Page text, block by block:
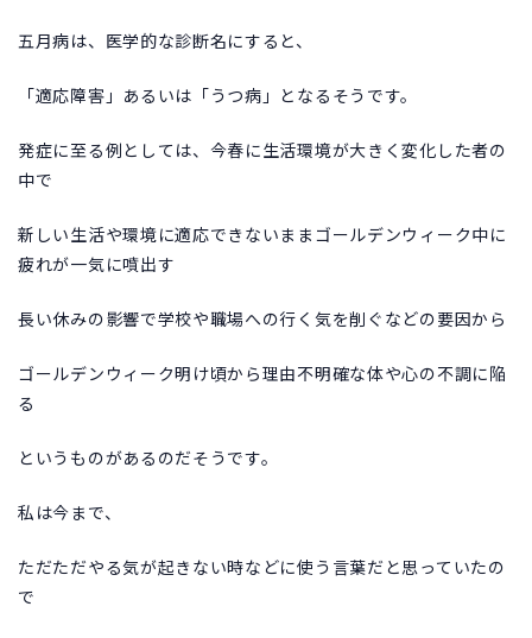
五月病は、医学的な診断名にすると、
「適応障害」あるいは「うつ病」となるそうです。
発症に至る例としては、今春に生活環境が大きく変化した者の
中で
新しい生活や環境に適応できないままゴールデンウィーク中に
疲れが一気に噴出す
長い休みの影響で学校や職場への行く気を削ぐなどの要因から
ゴールデンウィーク明け頃から理由不明確な体や心の不調に陥
る
というものがあるのだそうです。
私は今まで、
ただただやる気が起きない時などに使う言葉だと思っていたの
で